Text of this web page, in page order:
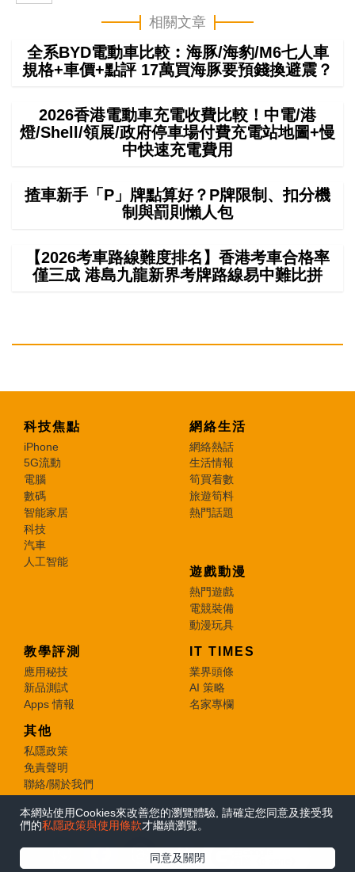
本網站使用Cookies來改善您的瀏覽體驗, 請確定您同意及接受我
們的私隱政策與使用條款才繼續瀏覽。
同意及關閉
相關文章
全系BYD電動車比較︰海豚/海豹/M6七人車
規格+車價+點評 17萬買海豚要預錢換避震？
2026香港電動車充電收費比較！中電/港
燈/Shell/領展/政府停車場付費充電站地圖+慢
中快速充電費用
揸車新手「P」牌點算好？P牌限制、扣分機
制與罰則懶人包
【2026考車路線難度排名】香港考車合格率
僅三成 港島九龍新界考牌路線易中難比拼
科技焦點
iPhone
5G流動
電腦
數碼
智能家居
科技
汽車
人工智能
網絡生活
網絡熱話
生活情報
筍買着數
旅遊筍料
熱門話題
遊戲動漫
熱門遊戲
電競裝備
動漫玩具
教學評測
應用秘技
新品測試
Apps 情報
IT TIMES
業界頭條
AI 策略
名家專欄
其他
私隱政策
免責聲明
聯絡/關於我們
© 2026 e-zone. All Rights Reserved.